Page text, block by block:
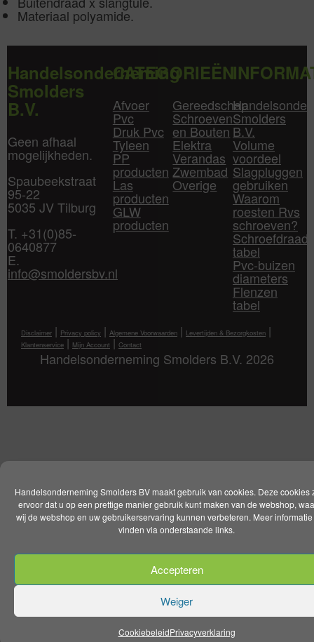
Handelsonderneming Smolders BV maakt gebruik van cookies. Deze cookies
ervoor dat u op een prettige manier gebruik kunt maken van de webshop,
wij de webshop en uw gebruikerservaring kunnen verbeteren. Meer
vinden via onderstaande links.
Accepteren
Weiger
CookiebeleidPrivacyverklaring
Materiaal polyamide.
Handelsonderneming
Smolders
B.V.
Geen afhaal
mogelijkheden.
Spaubeekstraat
95-22
5035 JV Tilburg
T. +31(0)85-
0640877
E.
info@smoldersbv.nl
CATEGORIEËN
Afvoer
Pvc
Druk Pvc
Tyleen
PP
producten
Las
producten
GLW
producten
Gereedschap
Schroeven
en Bouten
Elektra
Verandas
Zwembad
Overige
Smolders
B.V.
Volume
voordeel
Slagpluggen
gebruiken
Waarom
roesten Rvs
schroeven?
Schroefdraad
tabel
Pvc-buizen
diameters
Flenzen
tabel
Disclaimer | Privacy policy | Algemene Voorwaarden | Levertijden & Bezorgkosten |
Klantenservice | Mijn Account | Contact
Handelsonderneming Smolders B.V. 2026